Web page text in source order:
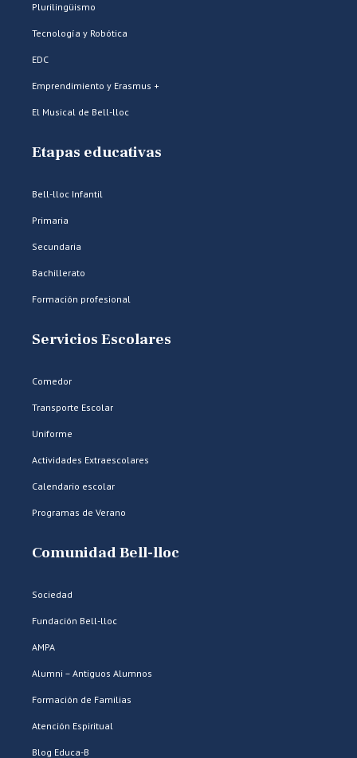
Plurilingüismo
Tecnología y Robótica
EDC
Emprendimiento y Erasmus +
El Musical de Bell-lloc
Etapas educativas
Bell-lloc Infantil
Primaria
Secundaria
Bachillerato
Formación profesional
Servicios Escolares
Comedor
Transporte Escolar
Uniforme
Actividades Extraescolares
Calendario escolar
Programas de Verano
Comunidad Bell-lloc
Sociedad
Fundación Bell-lloc
AMPA
Alumni – Antiguos Alumnos
Formación de Familias
Atención Espiritual
Blog Educa-B